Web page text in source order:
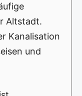
Altstadt.
Kanalisation
und